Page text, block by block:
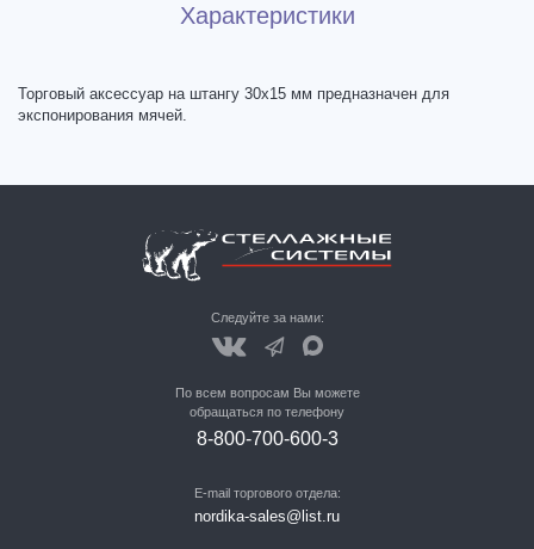
Характеристики
Торговый аксессуар на штангу 30х15 мм предназначен для
экспонирования мячей.
Следуйте за нами:
По всем вопросам Вы можете
обращаться по телефону
8-800-700-600-3
E-mail торгового отдела:
nordika-sales@list.ru